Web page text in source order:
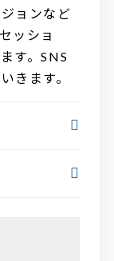
ョンなど
ッショ
す。SNS
きます。